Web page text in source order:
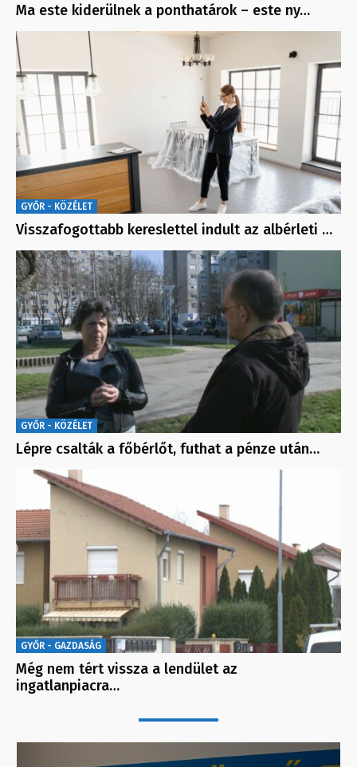
Ma este kiderülnek a ponthatárok – este ny…
GYŐR - KÖZÉLET
Visszafogottabb kereslettel indult az albérleti …
GYŐR - KÖZÉLET
Lépre csalták a főbérlőt, futhat a pénze után…
GYŐR - GAZDASÁG
Még nem tért vissza a lendület az
ingatlanpiacra…